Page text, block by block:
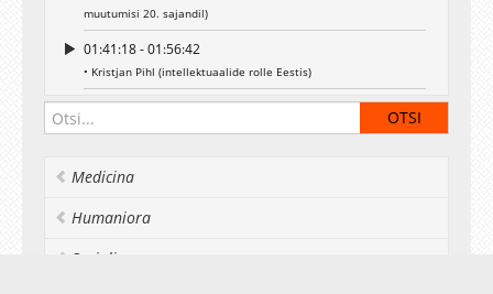
muutumisi 20. sajandil)
01:41:18 - 01:56:42
• Kristjan Pihl (intellektuaalide rolle Eestis)
01:56:42 - 02:11:57
• Merike Kaunissaare (avalikkuses esinevad naised ja/või
02:11:57 - 02:31:48
Maarja Lõhmus, arutelu
Medicina
Humaniora
Socialia